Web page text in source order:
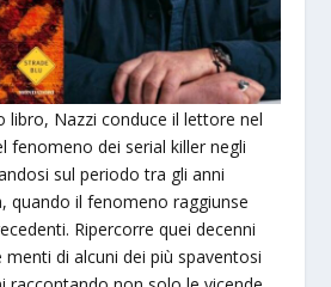
libro, Nazzi conduce il lettore nel
fenomeno dei serial killer negli
sul periodo tra gli anni
quando il fenomeno raggiunse
Ripercorre quei decenni
di alcuni dei più spaventosi